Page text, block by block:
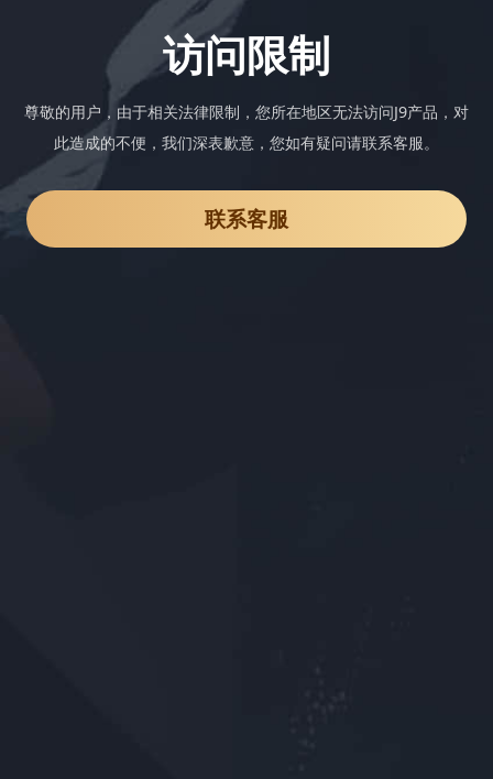
访问限制
尊敬的用户，由于相关法律限制，您所在地区无法访问J9产品，对
此造成的不便，我们深表歉意，您如有疑问请联系客服。
联系客服